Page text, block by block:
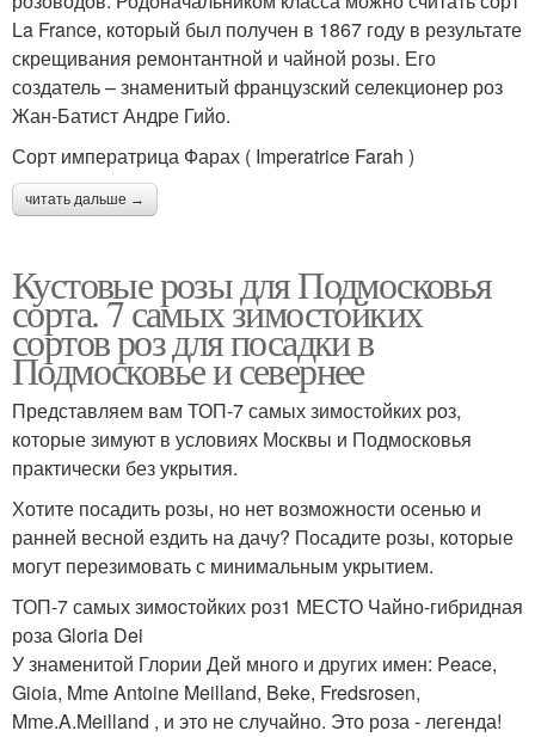
La France, который был получен в 1867 году в результате
скрещивания ремонтантной и чайной розы. Его
создатель – знаменитый французский селекционер роз
Жан-Батист Андре Гийо.
Сорт императрица Фарах ( Imperatrice Farah )
читать дальше →
Кустовые розы для Подмосковья
сорта. 7 самых зимостойких
сортов роз для посадки в
Подмосковье и севернее
Представляем вам ТОП-7 самых зимостойких роз,
которые зимуют в условиях Москвы и Подмосковья
практически без укрытия.
Хотите посадить розы, но нет возможности осенью и
ранней весной ездить на дачу? Посадите розы, которые
могут перезимовать с минимальным укрытием.
ТОП-7 самых зимостойких роз1 МЕСТО Чайно-гибридная
роза Gloria Dei
У знаменитой Глории Дей много и других имен: Peace,
Gioia, Mme Antoine Meilland, Beke, Fredsrosen,
Mme.A.Meilland , и это не случайно. Это роза - легенда!